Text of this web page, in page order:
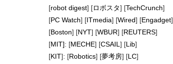
[robot digest] [ロボスタ] [TechCrunch]
[PC Watch] [ITmedia] [Wired] [Engadget]
[Boston] [NYT] [WBUR] [REUTERS]
[MIT]: [MECHE] [CSAIL ] [Lib]
[KIT]: [Robotics] [夢考房] [LC]